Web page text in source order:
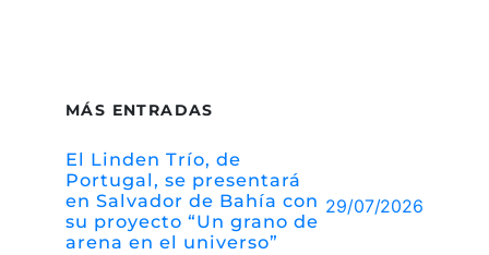
MÁS ENTRADAS
El Linden Trío, de
Portugal, se presentará
en Salvador de Bahía con
su proyecto “Un grano de
arena en el universo”
29/07/2026